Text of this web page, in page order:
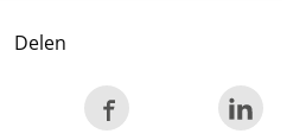
Delen